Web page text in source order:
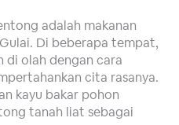
adalah makanan
Di beberapa tempat,
di olah dengan cara
cita rasanya.
kayu bakar pohon
tanah liat sebagai